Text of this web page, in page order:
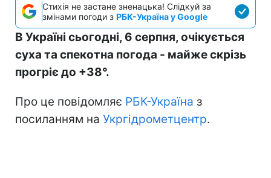
Стихія не застане зненацька! Слідкуй за
змінами погоди з РБК-Україна у Google
В Україні сьогодні, 6 серпня, очікується
суха та спекотна погода - майже скрізь
прогріє до +38°.
Про це повідомляє РБК-Україна з
посиланням на Укргідрометцентр.